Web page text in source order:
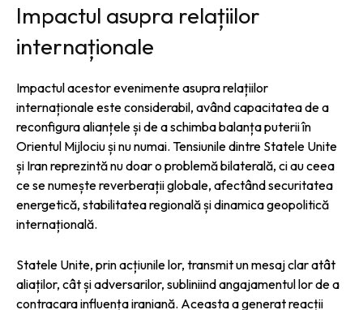
Impactul asupra relațiilor
internaționale
Impactul acestor evenimente asupra relațiilor
internaționale este considerabil, având capacitatea de a
reconfigura alianțele și de a schimba balanța puterii în
Orientul Mijlociu și nu numai. Tensiunile dintre Statele Unite
și Iran reprezintă nu doar o problemă bilaterală, ci au ceea
ce se numește reverberații globale, afectând securitatea
energetică, stabilitatea regională și dinamica geopolitică
internațională.
Statele Unite, prin acțiunile lor, transmit un mesaj clar atât
aliaților, cât și adversarilor, subliniind angajamentul lor de a
contracara influența iraniană. Aceasta a generat reacții